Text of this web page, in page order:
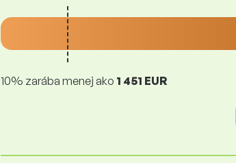
10% zarába menej ako 1 451 EUR